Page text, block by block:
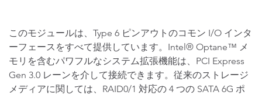
このモジュールは、Type 6 ピンアウトのコモン I/O インタ
ーフェースをすべて提供しています。Intel® Optane™ メ
モリを含むパワフルなシステム拡張機能は、PCI Express
Gen 3.0 レーンを介して接続できます。従来のストレージ
メディアに関しては、RAID0/1 対応の 4 つの SATA 6G ポ